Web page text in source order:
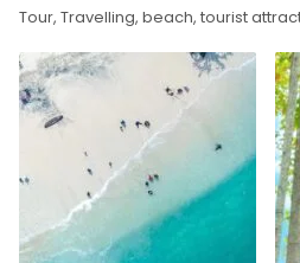
Tour, Travelling, beach, tourist